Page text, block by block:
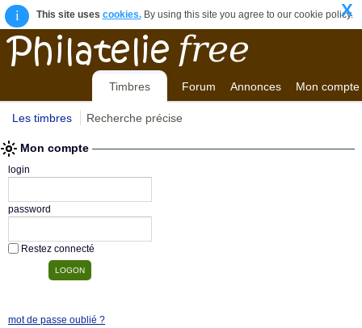
i This site uses cookies.By using this site you agree to our cookie policy.
X
Timbres Forum Annonces Mon compte
Les timbres Recherche précise
Mon compte
login
password
Restez connecté
mot de passe oublié ?